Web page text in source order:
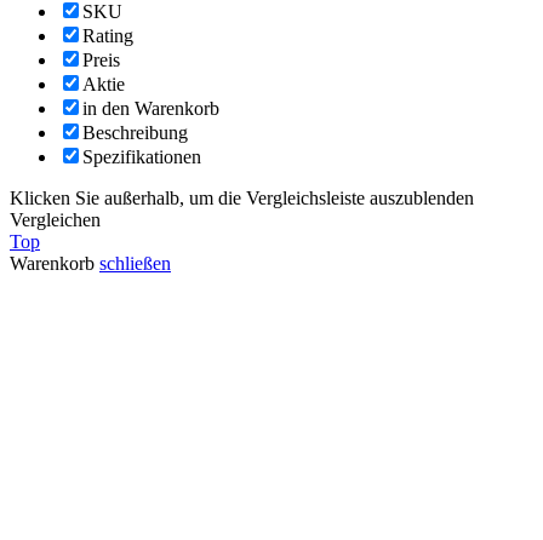
SKU
Rating
Preis
Aktie
in den Warenkorb
Beschreibung
Spezifikationen
Klicken Sie außerhalb, um die Vergleichsleiste auszublenden
Vergleichen
Top
Warenkorb schließen